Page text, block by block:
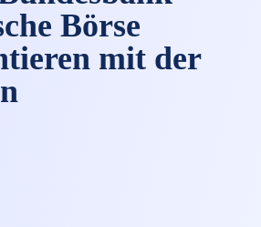
Börse
mit der